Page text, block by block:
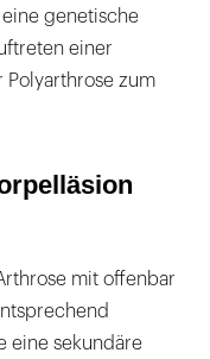
genetische
einer
Polyarthrose zum
mit offenbar
eine sekundäre